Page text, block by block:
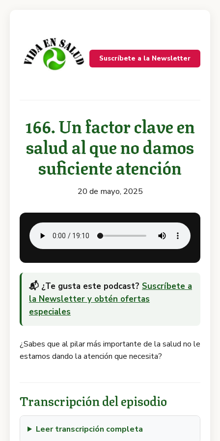
Suscríbete a la Newsletter
166. Un factor clave en
salud al que no damos
suficiente atención
20 de mayo, 2025
📬 ¿Te gusta este podcast? Suscríbete a
la Newsletter y obtén ofertas
especiales
¿Sabes que al pilar más importante de la salud no le
estamos dando la atención que necesita?
Transcripción del episodio
Leer transcripción completa